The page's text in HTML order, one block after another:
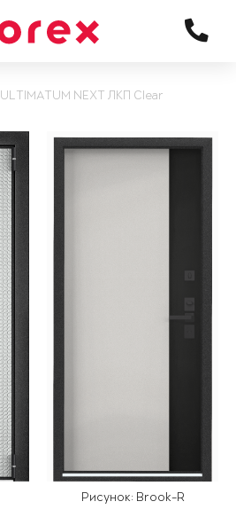
ULTIMATUM NEXT ЛКП Clear
Рисунок: Brook-R